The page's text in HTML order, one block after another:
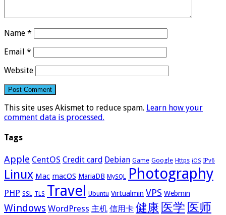
Name *
Email *
Website
This site uses Akismet to reduce spam. Learn how your
comment data is processed.
Tags
Apple CentOS Credit card Debian Game Google Https iOS IPv6
Linux Mac macOS MariaDB MySQL Photography
PHP SSL TLS Travel Ubuntu Virtualmin VPS Webmin
Windows WordPress 主机 信用卡 健康 医学 医师